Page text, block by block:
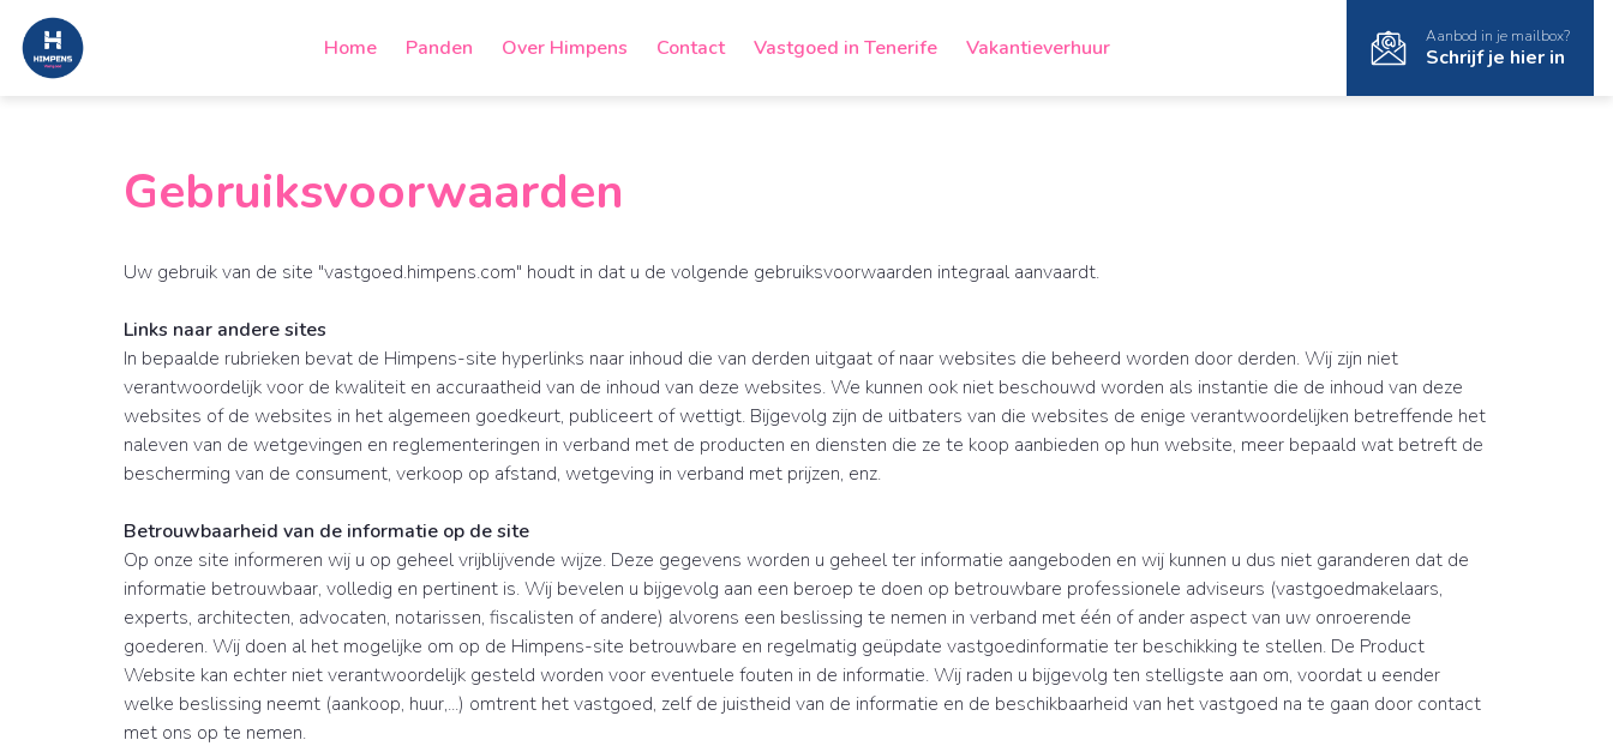
Home Panden Over Himpens Contact Vastgoed in Tenerife Vakantieverhuur Aanbod in je mailbox?
Schrijf je hier in
Gebruiksvoorwaarden
Uw gebruik van de site "vastgoed.himpens.com" houdt in dat u de volgende gebruiksvoorwaarden integraal aanvaardt.
Links naar andere sites
In bepaalde rubrieken bevat de Himpens-site hyperlinks naar inhoud die van derden uitgaat of naar websites die beheerd worden door derden. Wij zijn niet
verantwoordelijk voor de kwaliteit en accuraatheid van de inhoud van deze websites. We kunnen ook niet beschouwd worden als instantie die de inhoud van deze
websites of de websites in het algemeen goedkeurt, publiceert of wettigt. Bijgevolg zijn de uitbaters van die websites de enige verantwoordelijken betreffende het
naleven van de wetgevingen en reglementeringen in verband met de producten en diensten die ze te koop aanbieden op hun website, meer bepaald wat betreft de
bescherming van de consument, verkoop op afstand, wetgeving in verband met prijzen, enz.
Betrouwbaarheid van de informatie op de site
Op onze site informeren wij u op geheel vrijblijvende wijze. Deze gegevens worden u geheel ter informatie aangeboden en wij kunnen u dus niet garanderen dat de
informatie betrouwbaar, volledig en pertinent is. Wij bevelen u bijgevolg aan een beroep te doen op betrouwbare professionele adviseurs (vastgoedmakelaars,
experts, architecten, advocaten, notarissen, fiscalisten of andere) alvorens een beslissing te nemen in verband met één of ander aspect van uw onroerende
goederen. Wij doen al het mogelijke om op de Himpens-site betrouwbare en regelmatig geüpdate vastgoedinformatie ter beschikking te stellen. De Product
Website kan echter niet verantwoordelijk gesteld worden voor eventuele fouten in de informatie. Wij raden u bijgevolg ten stelligste aan om, voordat u eender
welke beslissing neemt (aankoop, huur,...) omtrent het vastgoed, zelf de juistheid van de informatie en de beschikbaarheid van het vastgoed na te gaan door contact
met ons op te nemen.